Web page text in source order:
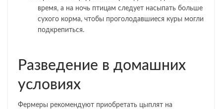
время, а на ночь птицам следует насыпать больше
сухого корма, чтобы проголодавшиеся куры могли
подкрепиться.
Разведение в домашних
условиях
Фермеры рекомендуют приобретать цыплят на